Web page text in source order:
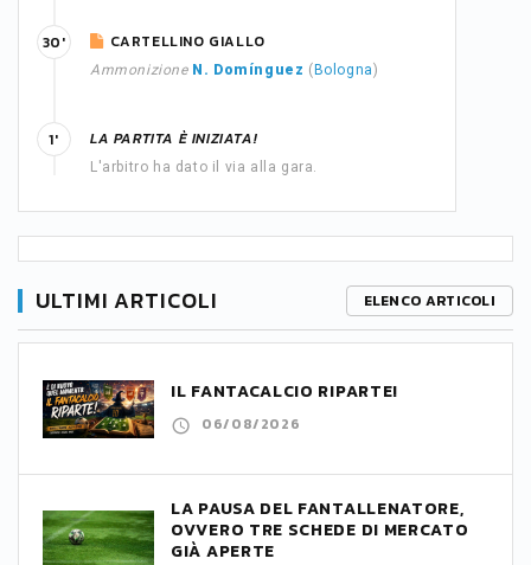
CARTELLINO GIALLO
Ammonizione N. Domínguez ( Bologna)
30'
LA PARTITA È INIZIATA!
L'arbitro ha dato il via alla gara.
1'
ULTIMI ARTICOLI ELENCO ARTICOLI
IL FANTACALCIO RIPARTE!
06/08/2026
LA PAUSA DEL FANTALLENATORE,
OVVERO TRE SCHEDE DI MERCATO
GIÀ APERTE